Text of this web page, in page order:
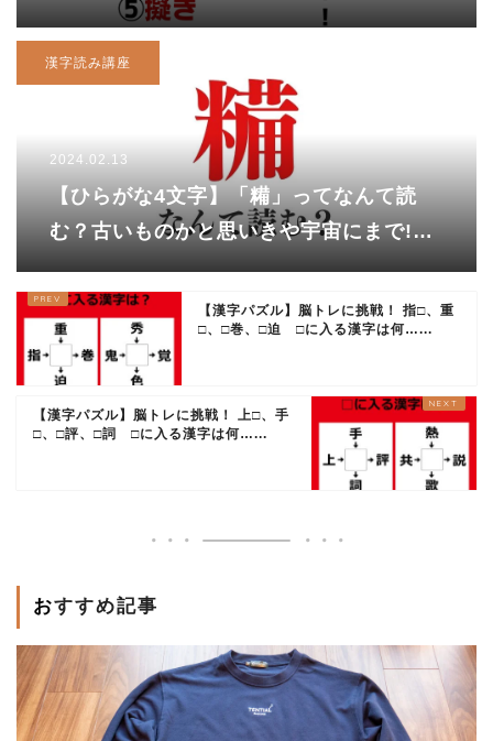
ますか？
漢字読み講座
2024.02.13
【ひらがな4文字】「糒」ってなんて読
む？古いものかと思いきや宇宙にまで!?
便利なこれの正体は……
【漢字パズル】脳トレに挑戦！ 指□、重
□、□巻、□迫 □に入る漢字は何…...
【漢字パズル】脳トレに挑戦！ 上□、手
□、□評、□詞 □に入る漢字は何…...
おすすめ記事